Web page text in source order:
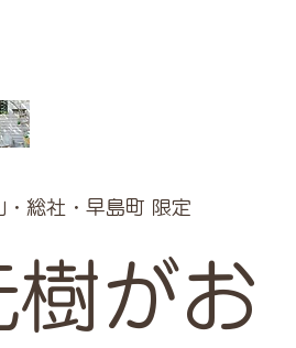
樹がお
・総社・早島町 限定